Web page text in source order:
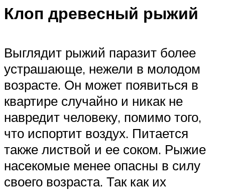
Клоп древесный рыжий
Выглядит рыжий паразит более
устрашающе, нежели в молодом
возрасте. Он может появиться в
квартире случайно и никак не
навредит человеку, помимо того,
что испортит воздух. Питается
также листвой и ее соком. Рыжие
насекомые менее опасны в силу
своего возраста. Так как их